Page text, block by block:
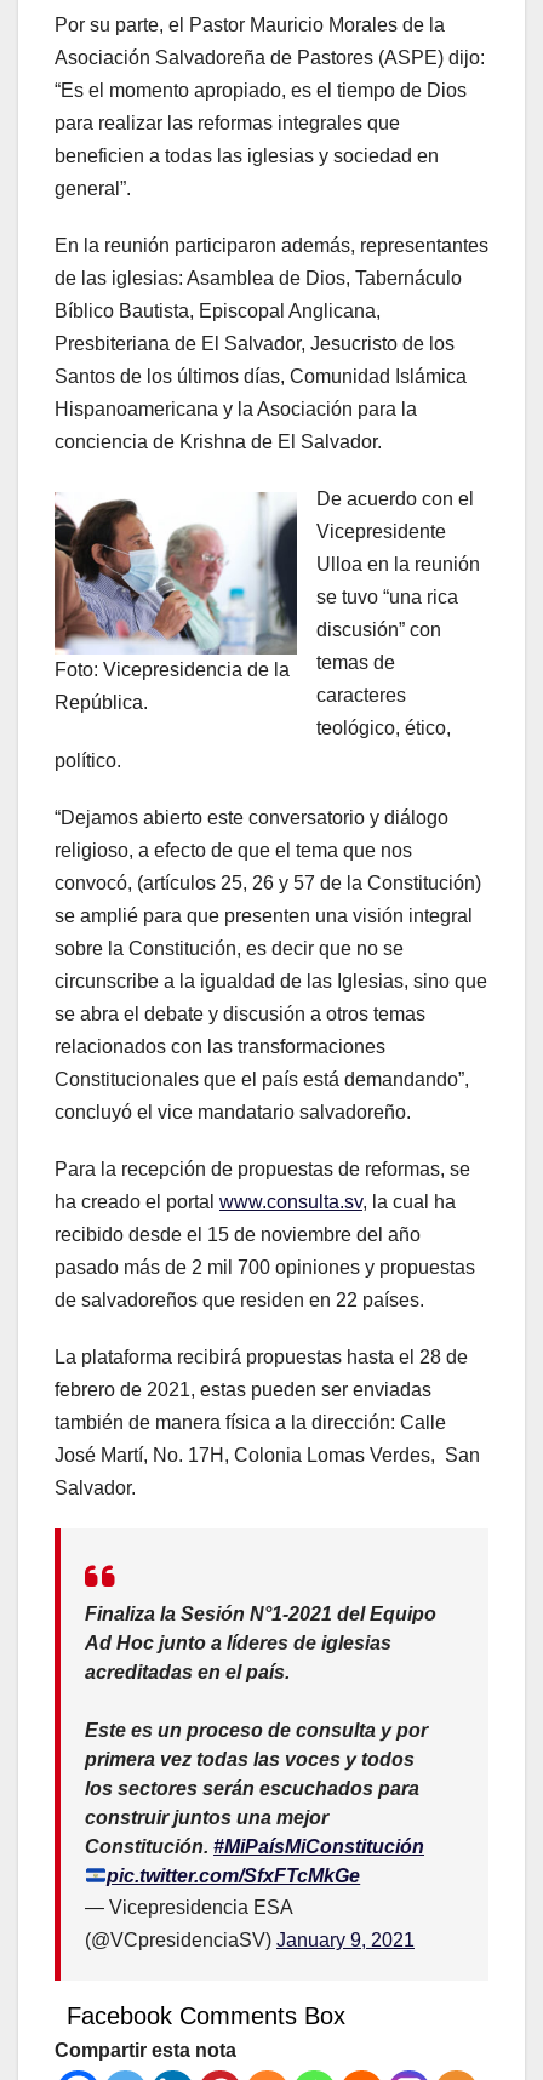
Por su parte, el Pastor Mauricio Morales de la
Asociación Salvadoreña de Pastores (ASPE) dijo:
“Es el momento apropiado, es el tiempo de Dios
para realizar las reformas integrales que
beneficien a todas las iglesias y sociedad en
general”.
En la reunión participaron además, representantes
de las iglesias: Asamblea de Dios, Tabernáculo
Bíblico Bautista, Episcopal Anglicana,
Presbiteriana de El Salvador, Jesucristo de los
Santos de los últimos días, Comunidad Islámica
Hispanoamericana y la Asociación para la
conciencia de Krishna de El Salvador.
Foto: Vicepresidencia de la
República.
De acuerdo con el
Vicepresidente
Ulloa en la reunión
se tuvo “una rica
discusión” con
temas de
caracteres
teológico, ético,
político.
“Dejamos abierto este conversatorio y diálogo
religioso, a efecto de que el tema que nos
convocó, (artículos 25, 26 y 57 de la Constitución)
se amplié para que presenten una visión integral
sobre la Constitución, es decir que no se
circunscribe a la igualdad de las Iglesias, sino que
se abra el debate y discusión a otros temas
relacionados con las transformaciones
Constitucionales que el país está demandando”,
concluyó el vice mandatario salvadoreño.
Para la recepción de propuestas de reformas, se
ha creado el portal www.consulta.sv, la cual ha
recibido desde el 15 de noviembre del año
pasado más de 2 mil 700 opiniones y propuestas
de salvadoreños que residen en 22 países.
La plataforma recibirá propuestas hasta el 28 de
febrero de 2021, estas pueden ser enviadas
también de manera física a la dirección: Calle
José Martí, No. 17H, Colonia Lomas Verdes, San
Salvador.
Finaliza la Sesión N°1-2021 del Equipo
Ad Hoc junto a líderes de iglesias
acreditadas en el país.
Este es un proceso de consulta y por
primera vez todas las voces y todos
los sectores serán escuchados para
construir juntos una mejor
Constitución. #MiPaísMiConstitución
pic.twitter.com/SfxFTcMkGe
— Vicepresidencia ESA
(@VCpresidenciaSV) January 9, 2021
Facebook Comments Box
Compartir esta nota